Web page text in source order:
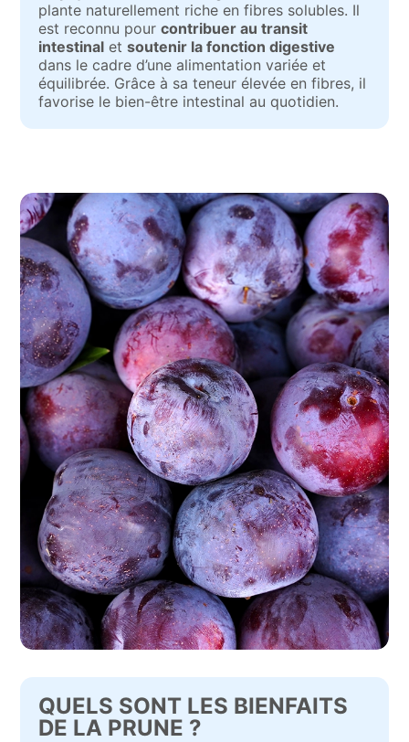
plante naturellement riche en fibres solubles. Il
est reconnu pourcontribuer au transit
intestinal etsoutenir la fonction digestive
dans le cadre d’une alimentation variée et
équilibrée. Grâce à sa teneur élevée en fibres, il
favorise le bien-être intestinal au quotidien.
QUELS SONT LES BIENFAITS
DE LA PRUNE ?